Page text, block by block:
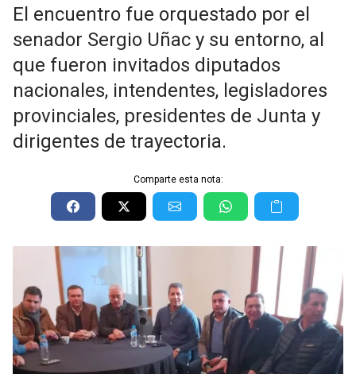
El encuentro fue orquestado por el
senador Sergio Uñac y su entorno, al
que fueron invitados diputados
nacionales, intendentes, legisladores
provinciales, presidentes de Junta y
dirigentes de trayectoria.
Comparte esta nota: